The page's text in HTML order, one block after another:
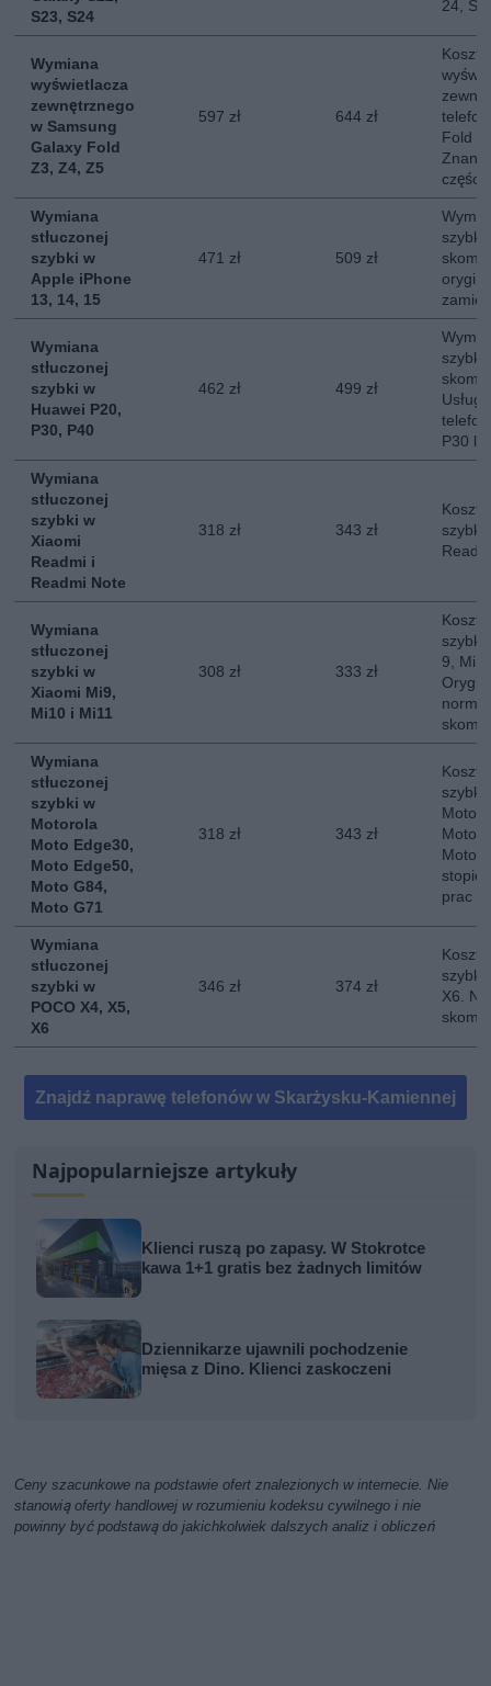
S23, S24
24,
Wymiana
wyświetlacza
zewnętrznego
w Samsung
Galaxy Fold
Z3, Z4, Z5
597 zł 644 zł
Koszt
Fold
Znany
części.
Wymiana
stłuczonej
szybki w
Apple iPhone
13, 14, 15
471 zł 509 zł
Wymiana
stłuczonej
szybki w
Huawei P20,
P30, P40
462 zł 499 zł
P30
Wymiana
stłuczonej
szybki w
Xiaomi
Readmi i
Readmi Note
318 zł 343 zł
Koszt
szybki
Wymiana
stłuczonej
szybki w
Xiaomi Mi9,
Mi10 i Mi11
308 zł 333 zł
Koszt
szybki
9, Mi
Wymiana
stłuczonej
szybki w
Motorola
Moto Edge30,
Moto Edge50,
Moto G84,
Moto G71
318 zł 343 zł
Koszt
szybki
Moto
Moto
prac
Wymiana
stłuczonej
szybki w
POCO X4, X5,
X6
346 zł 374 zł
Koszt
szybki
X6.
Znajdź naprawę telefonów w Skarżysku-Kamiennej
Najpopularniejsze artykuły
Klienci ruszą po zapasy. W Stokrotce
kawa 1+1 gratis bez żadnych limitów
Dziennikarze ujawnili pochodzenie
mięsa z Dino. Klienci zaskoczeni
Ceny szacunkowe na podstawie ofert znalezionych w internecie. Nie
stanowią oferty handlowej w rozumieniu kodeksu cywilnego i nie
powinny być podstawą do jakichkolwiek dalszych analiz i obliczeń